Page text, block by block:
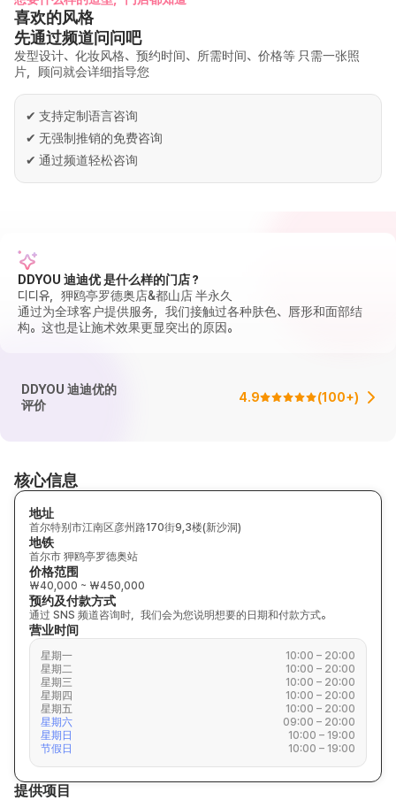
喜欢的风格
先通过频道问问吧
发型设计、化妆风格、预约时间、所需时间、价格等 只需一张照
片，顾问就会详细指导您
✔ 支持定制语言咨询
✔ 无强制推销的免费咨询
✔ 通过频道轻松咨询
DDYOU 迪迪优 是什么样的门店？
디디유，狎鸥亭罗德奥店&都山店 半永久
通过为全球客户提供服务，我们接触过各种肤色、唇形和面部结
构。这也是让施术效果更显突出的原因。
DDYOU 迪迪优的
评价
4.9 (100+)
核心信息
地址
首尔特别市江南区彦州路170街9,3楼(新沙洞)
地铁
首尔市 狎鸥亭罗德奥站
价格范围
₩40,000 ~ ₩450,000
预约及付款方式
通过 SNS 频道咨询时，我们会为您说明想要的日期和付款方式。
营业时间
星期一
10:00 – 20:00
星期二
10:00 – 20:00
星期三
10:00 – 20:00
星期四
10:00 – 20:00
星期五
10:00 – 20:00
星期六
09:00 – 20:00
星期日
10:00 – 19:00
节假日
10:00 – 19:00
提供项目